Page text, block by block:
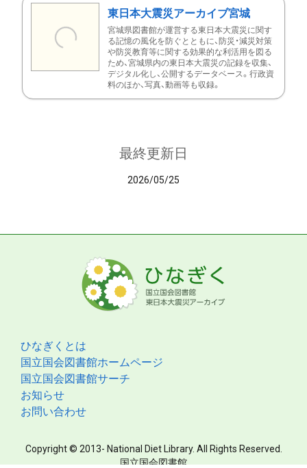
東日本大震災アーカイブ宮城
宮城県図書館が運営する東日本大震災に関す
る記憶の風化を防ぐとともに、防災・減災対策
や防災教育等に関する効果的な利活用を図る
ため、宮城県内の東日本大震災の記録を収集、
デジタル化し、公開するデータベース。行政資
料のほか、写真、動画等も収録。
最終更新日
2026/05/25
ひなぎくとは
国立国会図書館ホームページ
国立国会図書館サーチ
お知らせ
お問い合わせ
Copyright © 2013- National Diet Library. All Rights Reserved.